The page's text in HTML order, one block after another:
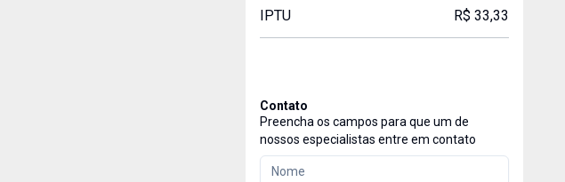
IPTU R$ 33,33
Contato
Preencha os campos para que um de
nossos especialistas entre em contato